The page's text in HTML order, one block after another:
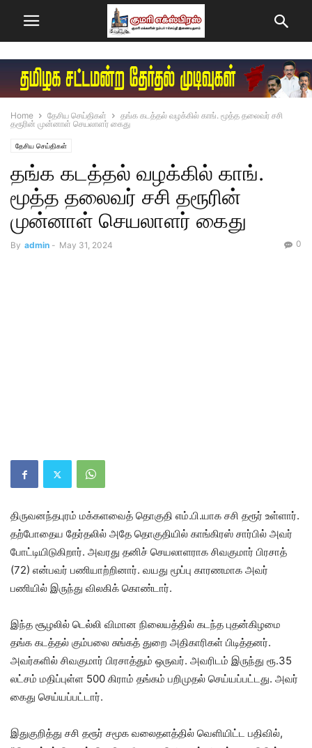
Home தேசிய செய்திகள்
தங்க கடத்தல் வழக்கில் காங். மூத்த தலைவர் சசி
தரூரின் முன்னாள் செயலாளர் கைது
தேசிய செய்திகள்
தங்க கடத்தல் வழக்கில் காங்.
மூத்த தலைவர் சசி தரூரின்
முன்னாள் செயலாளர் கைது
By admin - May 31, 2024 0
திருவனந்தபுரம் மக்களவைத் தொகுதி எம்.பி.யாக சசி தரூர் உள்ளார்.
தற்போதைய தேர்தலில் அதே தொகுதியில் காங்கிரஸ் சார்பில் அவர்
போட்டியிடுகிறார். அவரது தனிச் செயலாளராக சிவகுமார் பிரசாத்
(72) என்பவர் பணியாற்றினார். வயது மூப்பு காரணமாக அவர்
பணியில் இருந்து விலகிக் கொண்டார்.
இந்த சூழலில் டெல்லி விமான நிலையத்தில் கடந்த புதன்கிழமை
தங்க கடத்தல் கும்பலை சுங்கத் துறை அதிகாரிகள் பிடித்தனர்.
அவர்களில் சிவகுமார் பிரசாத்தும் ஒருவர். அவரிடம் இருந்து ரூ.35
லட்சம் மதிப்புள்ள 500 கிராம் தங்கம் பறிமுதல் செய்யப்பட்டது. அவர்
கைது செய்யப்பட்டார்.
இதுகுறித்து சசி தரூர் சமூக வலைதளத்தில் வெளியிட்ட பதிவில்,